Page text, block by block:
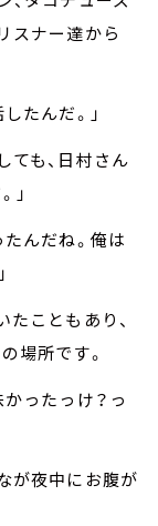
スナー達から
たんだ。」
ても、日村さん
」
んだね。俺は
こともあり、
場所です。
ったっけ？っ
が夜中にお腹が